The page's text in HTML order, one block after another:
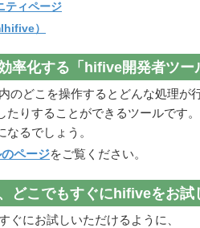
ティページ
）
率化する「hifive開発者ツー
のどこを操作するとどんな処理が
りすることができるツールです。
るでしょう。
ページをご覧ください。
どこでもすぐにhifiveをお試
ぐにお試しいただけるように、